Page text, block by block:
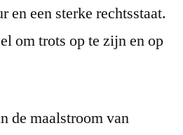
en een sterke rechtsstaat.
om trots op te zijn en op
de maalstroom van